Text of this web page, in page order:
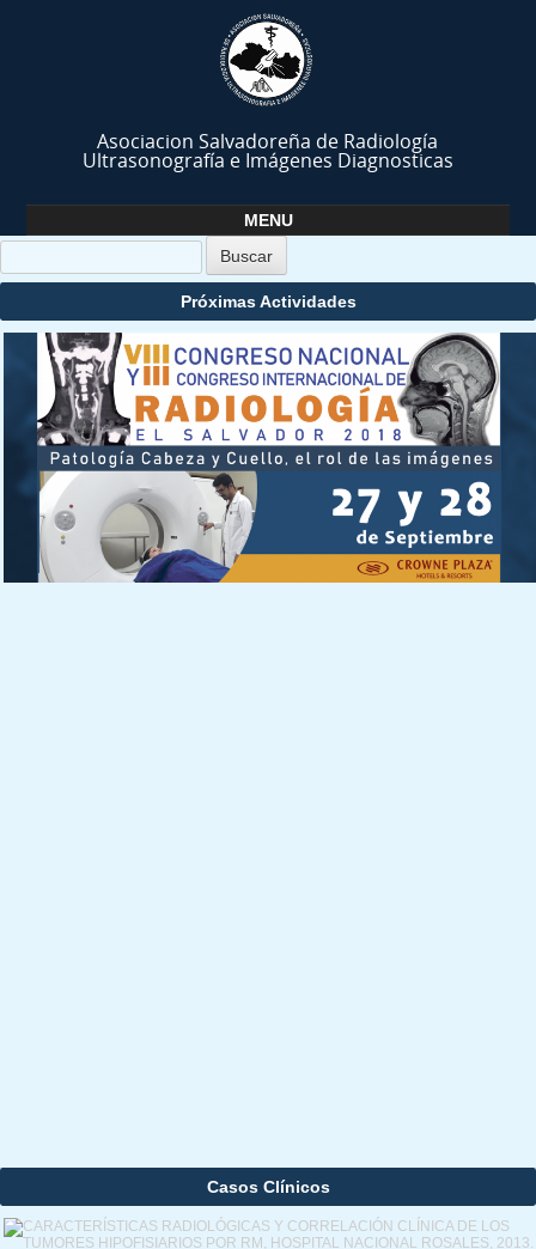
Asociacion Salvadoreña de Radiología
Ultrasonografía e Imágenes Diagnosticas
MENU
Skip to content
Próximas Actividades
Casos Clínicos